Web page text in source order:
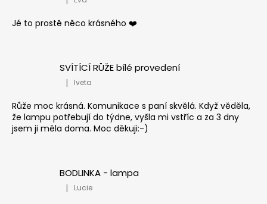
Hodnocení produktu je 5 z 5 hvězdiček.
Jé to prostě něco krásného ❤️
SVÍTÍCÍ RŮŽE bílé provedení
Hodnocení produktu je 5 z 5 hvězdiček.
| Iveta
Růže moc krásná. Komunikace s paní skvělá. Když věděla,
že lampu potřebují do týdne, vyšla mi vstříc a za 3 dny
jsem ji měla doma. Moc děkuji:-)
BODLINKA - lampa
Hodnocení produktu je 5 z 5 hvězdiček.
| Lucie